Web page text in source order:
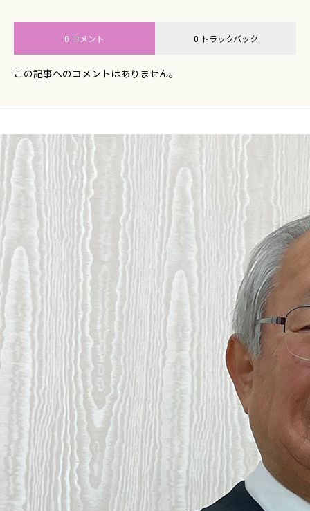
0 コメント 0 トラックバック
この記事へのコメントはありません。